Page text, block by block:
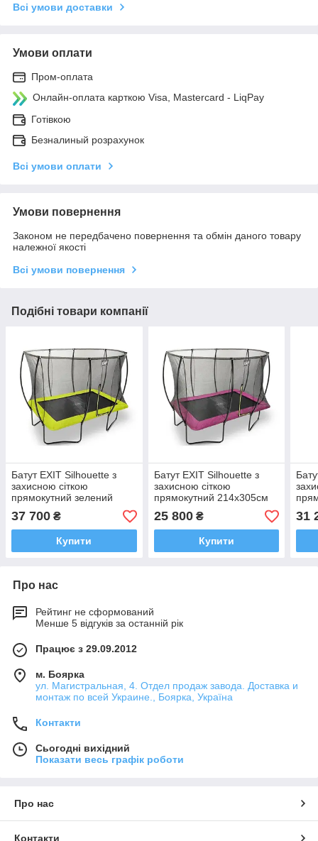
Всі умови доставки
Умови оплати
Пром-оплата
Онлайн-оплата карткою Visa, Mastercard - LiqPay
Готівкою
Безналиный розрахунок
Всі умови оплати
Умови повернення
Законом не передбачено повернення та обмін даного товару
належної якості
Всі умови повернення
Подібні товари компанії
Батут EXIT Silhouette з
захисною сіткою
прямокутний зелений
244х366см
37 700 ₴
Купити
Батут EXIT Silhouette з
захисною сіткою
прямокутний 214х305см
рожевий на ніжках
25 800₴
Купити
31
Про нас
Рейтинг не сформований
Менше 5 відгуків за останній рік
Працює з 29.09.2012
м. Боярка
ул. Магистральная, 4. Отдел продаж завода. Доставка и
монтаж по всей Украине., Боярка, Україна
Контакти
Сьогодні вихідний
Показати весь графік роботи
Про нас
Контакти